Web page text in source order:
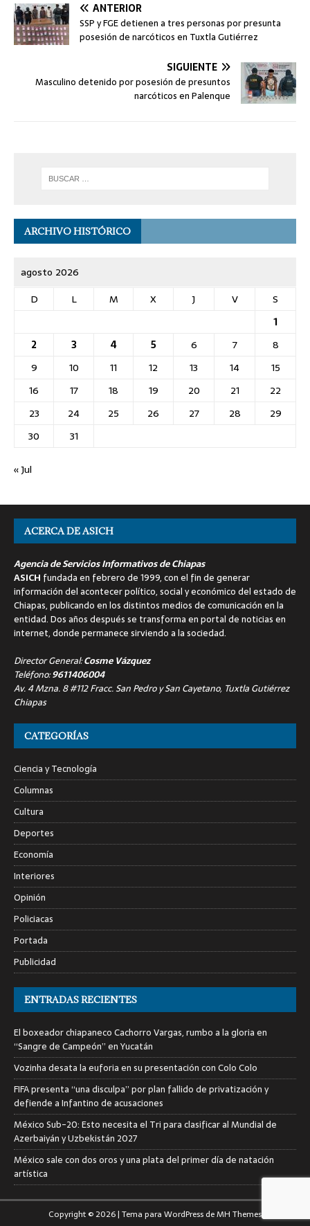
ANTERIOR
SSP y FGE detienen a tres personas por presunta
posesión de narcóticos en Tuxtla Gutiérrez
SIGUIENTE
Masculino detenido por posesión de presuntos
narcóticos en Palenque
ARCHIVO HISTÓRICO
agosto 2026
D
L M X J V
S
1
2
3 4 5 6 7
8
9
10 11 12 13 14
15
16
17 18 19 20 21
22
23
24 25 26 27 28
29
30
31
« Jul
ACERCA DE ASICH
Agencia de Servicios Informativos de Chiapas
ASICH fundada en febrero de 1999, con el fin de generar
información del acontecer político, social y económico del estado de
Chiapas, publicando en los distintos medios de comunicación en la
entidad. Dos años después se transforma en portal de noticias en
internet, donde permanece sirviendo a la sociedad.
Director General:Cosme Vázquez
Teléfono:9611406004
Av. 4 Mzna. 8 #112 Fracc. San Pedro y San Cayetano, Tuxtla Gutiérrez
Chiapas
CATEGORÍAS
Ciencia y Tecnología
Columnas
Cultura
Deportes
Economía
Interiores
Opinión
Policiacas
Portada
Publicidad
ENTRADAS RECIENTES
El boxeador chiapaneco Cachorro Vargas, rumbo a la gloria en
“Sangre de Campeón” en Yucatán
Vozinha desata la euforia en su presentación con Colo Colo
FIFA presenta “una disculpa” por plan fallido de privatización y
defiende a Infantino de acusaciones
México Sub-20: Esto necesita el Tri para clasificar al Mundial de
Azerbaiyán y Uzbekistán 2027
México sale con dos oros y una plata del primer día de natación
artística
Copyright © 2026 | Tema para WordPress deMH Themes